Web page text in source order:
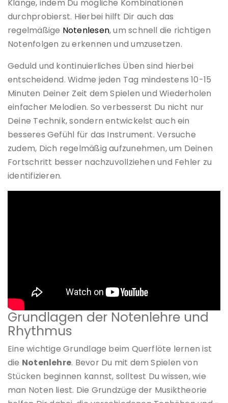
Klänge, indem Du mögliche Kombinationen
durchprobierst. Hierbei hilft Dir auch das
regelmäßige Notenlesen, um schnell die richtigen
Notenfolgen zu erkennen und umzusetzen.
Geduld und kontinuierliches Üben sind hierbei
entscheidend. Widme jeden Tag mindestens 10-15
Minuten Deiner Zeit dem Spielen und Wiederholen
einfacher Melodien. So verbesserst Du nicht nur
Deine Technik, sondern entwickelst auch ein
besseres Gefühl für das Instrument. Versuche
zudem, Dich regelmäßig aufzunehmen, um Deinen
Fortschritt besser nachzuvollziehen und Fehler zu
identifizieren.
Grundlagen der Notenlehre und
Rhythmus
Eine wichtige Grundlage beim Querflöte lernen ist
die Notenlehre. Bevor Du mit dem Spielen von
Stücken beginnen kannst, solltest Du wissen, wie
man Noten liest. Die Grundzüge der Musiktheorie